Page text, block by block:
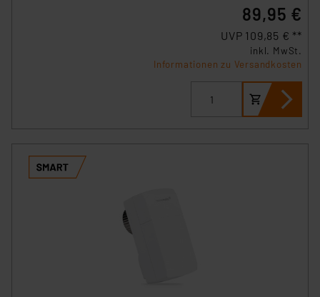
89,95 €
UVP 109,85 € **
inkl. MwSt.
Informationen zu Versandkosten